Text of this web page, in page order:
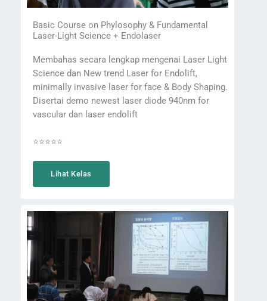
Basic Course on Phylosophy & Fundamental
Laser-Light Science + Endolaser
Membahas secara lengkap mengenai Laser Light
Science dan New trend Laser for Endolift,
minimally invasive laser for face & Body Shaping.
Disertai demo newest laser diode 940nm for
vascular dan laser endolift
⭐⭐⭐⭐⭐
Lihat Kelas